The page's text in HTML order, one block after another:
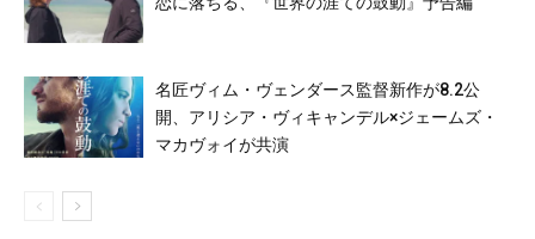
名匠ヴィム・ヴェンダース監督新作が8.2公
開、アリシア・ヴィキャンデル×ジェームズ・
マカヴォイが共演